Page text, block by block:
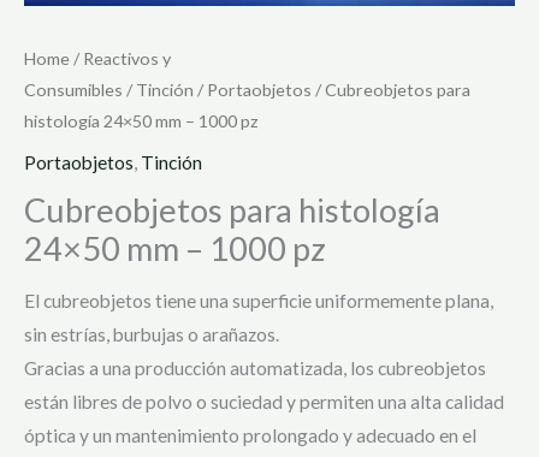
Home/Reactivos y
Consumibles /Tinción /Portaobjetos / Cubreobjetos para
histología 24×50 mm – 1000 pz
Portaobjetos, Tinción
Cubreobjetos para histología
24×50 mm – 1000 pz
El cubreobjetos tiene una superficie uniformemente plana,
sin estrías, burbujas o arañazos.
Gracias a una producción automatizada, los cubreobjetos
están libres de polvo o suciedad y permiten una alta calidad
óptica y un mantenimiento prolongado y adecuado en el